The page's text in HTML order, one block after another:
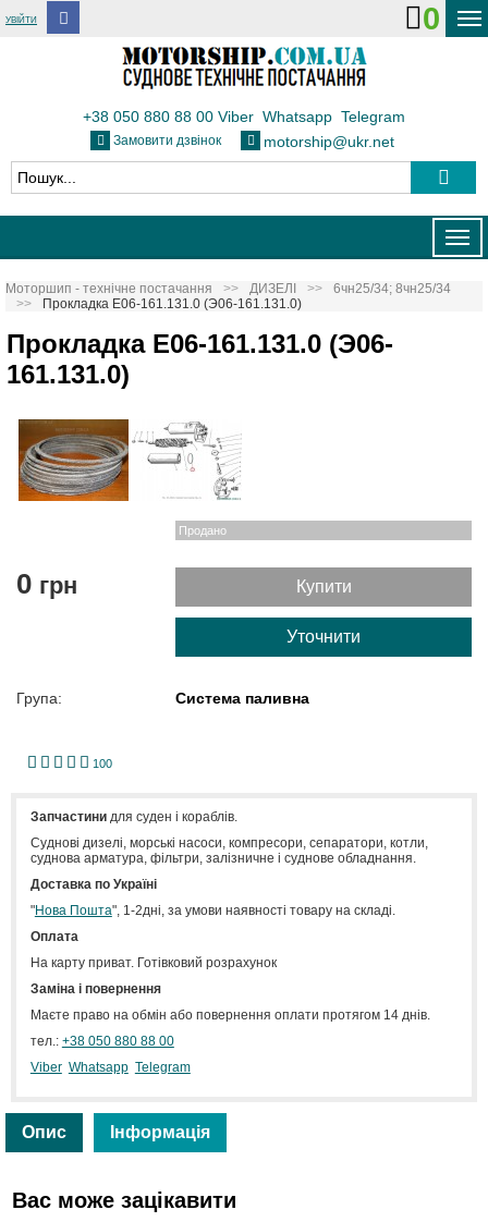
УВІЙТИ
ДОСТАВКА І ОПЛАТА
ТЕПЛОВОЗИ
КОНТАКТИ
0
+38 050 880 88 00 Viber Whatsapp Telegram
Замовити дзвінок motorship@ukr.net
Моторшип - технічне постачання ДИЗЕЛІ
6чн25/34; 8чн25/34
Прокладка Е06-161.131.0 (Э06-161.131.0)
Прокладка Е06-161.131.0 (Э06-
161.131.0)
Продано
0 грн Купити
Уточнити
Група: Система паливна
100
Запчастинидля суден і кораблів.
Cуднові дизелі, морські насоси, компресори, сепаратори, котли,
суднова арматура, фільтри, залізничне і суднове обладнання.
Доставка по Україні
"Нова Пошта", 1-2дні, за умови наявності товару на складі.
Оплата
На карту приват. Готівковий розрахунок
Заміна і повернення
Маєте право на обмін або повернення оплати протягом 14 днів.
тел.: +38 050 880 88 00
Viber Whatsapp Telegram
Опис Інформація
Вас може зацікавити